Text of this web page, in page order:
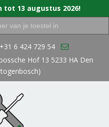
+31 6 424 729 54
Hof 13 5233 HA Den
13 augustus 2026!